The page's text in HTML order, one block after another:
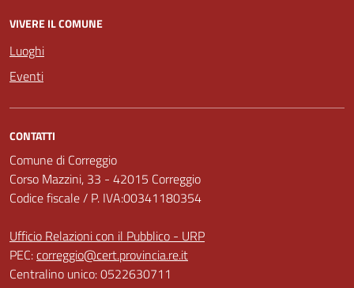
VIVERE IL COMUNE
Luoghi
Eventi
CONTATTI
Comune di Correggio
Corso Mazzini, 33 - 42015 Correggio
Codice fiscale / P. IVA:00341180354
Ufficio Relazioni con il Pubblico - URP
PEC:correggio@cert.provincia.re.it
Centralino unico: 0522630711